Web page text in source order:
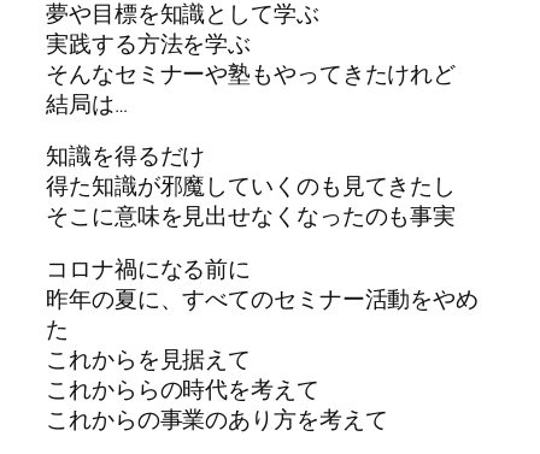
夢や目標を知識として学ぶ
実践する方法を学ぶ
そんなセミナーや塾もやってきたけれど
結局は…
知識を得るだけ
得た知識が邪魔していくのも見てきたし
そこに意味を見出せなくなったのも事実
コロナ禍になる前に
昨年の夏に、すべてのセミナー活動をやめ
た
これからを見据えて
これかららの時代を考えて
これからの事業のあり方を考えて